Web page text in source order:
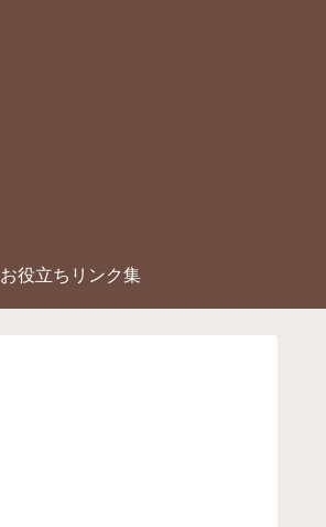
お役立ちリンク集